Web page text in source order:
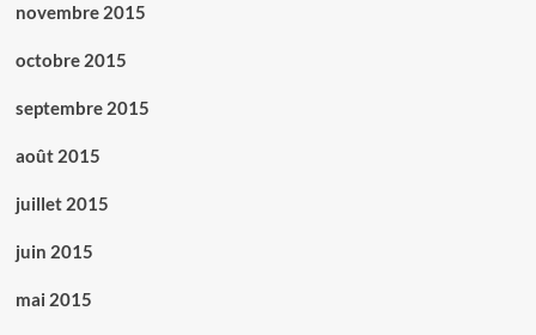
novembre 2015
octobre 2015
septembre 2015
août 2015
juillet 2015
juin 2015
mai 2015